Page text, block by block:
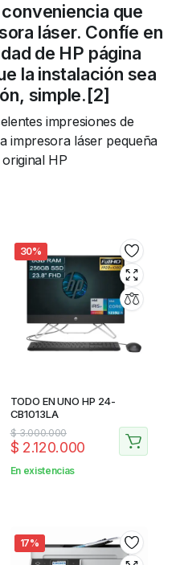
que
láser. Confíe en
de HP página
la instalación sea
simple.[2]
impresiones de
impresora láser pequeña
HP
30%
TODO EN UNO HP 24-
CB1013LA
$3.000.000
$ 2.120.000
En existencias
17%